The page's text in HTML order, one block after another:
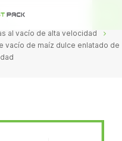
al vacío de alta velocidad
vacío de maíz dulce enlatado de